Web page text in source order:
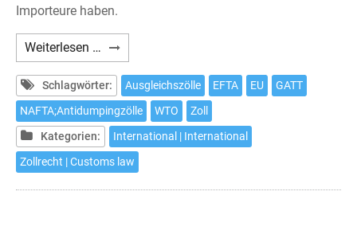
Importeure haben.
Weiterlesen … Antidumpingzölle
und
ihre
strafrechtlichen
Risiken
(1)
Schlagwörter: Ausgleichszölle EFTA EU
GATT
NAFTA;Antidumpingzölle
WTO
Zoll
Kategorien:
International | International
Zollrecht | Customs law